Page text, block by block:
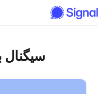
سیگنال